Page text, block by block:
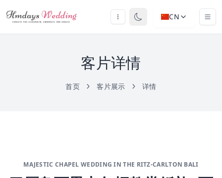
CN
客片详情
首页 客片展示 详情
MAJESTIC CHAPEL WEDDING IN THE RITZ-CARLTON BALI